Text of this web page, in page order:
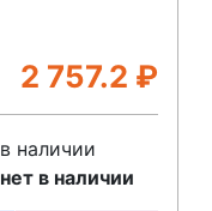
2 757.2 ₽
в наличии
нет в наличии